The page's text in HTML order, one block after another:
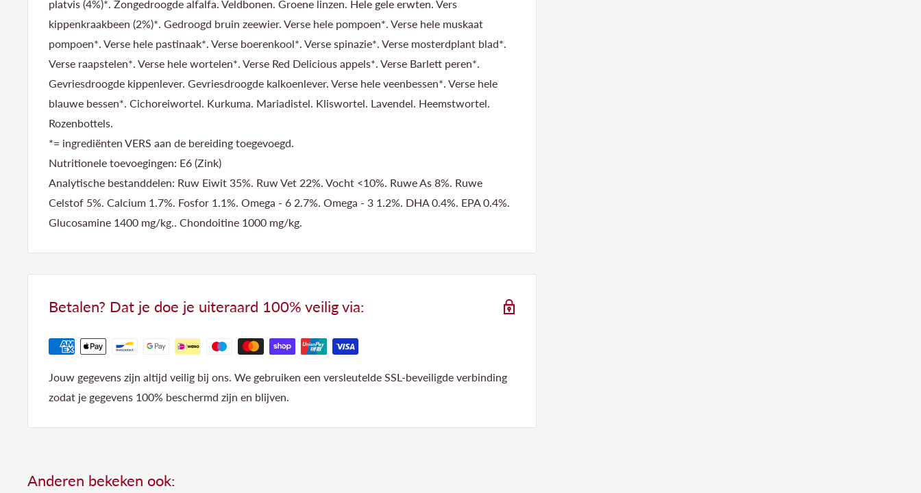
platvis (4%)*. Zongedroogde alfalfa. Veldbonen. Groene linzen. Hele gele erwten. Vers
kippenkraakbeen (2%)*. Gedroogd bruin zeewier. Verse hele pompoen*. Verse hele muskaat
pompoen*. Verse hele pastinaak*. Verse boerenkool*. Verse spinazie*. Verse mosterdplant blad*.
Verse raapstelen*. Verse hele wortelen*. Verse Red Delicious appels*. Verse Barlett peren*.
Gevriesdroogde kippenlever. Gevriesdroogde kalkoenlever. Verse hele veenbessen*. Verse hele
blauwe bessen*. Cichoreiwortel. Kurkuma. Mariadistel. Kliswortel. Lavendel. Heemstwortel.
Rozenbottels.
*= ingrediënten VERS aan de bereiding toegevoegd.
Nutritionele toevoegingen: E6 (Zink)
Analytische bestanddelen: Ruw Eiwit 35%. Ruw Vet 22%. Vocht <10%. Ruwe As 8%. Ruwe
Celstof 5%. Calcium 1.7%. Fosfor 1.1%. Omega - 6 2.7%. Omega - 3 1.2%. DHA 0.4%. EPA 0.4%.
Glucosamine 1400 mg/kg.. Chondoitine 1000 mg/kg.
Betalen? Dat je doe je uiteraard 100% veilig via:
Jouw gegevens zijn altijd veilig bij ons. We gebruiken een versleutelde SSL-beveiligde verbinding
zodat je gegevens 100% beschermd zijn en blijven.
Anderen bekeken ook: